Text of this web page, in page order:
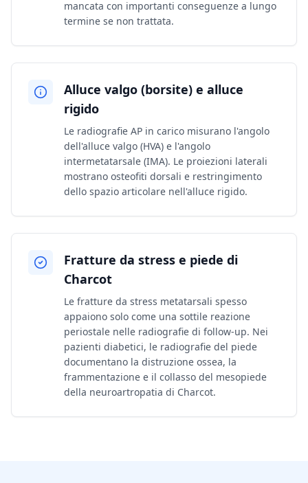
mancata con importanti conseguenze a lungo
termine se non trattata.
Alluce valgo (borsite) e alluce
rigido
Le radiografie AP in carico misurano l'angolo
dell'alluce valgo (HVA) e l'angolo
intermetatarsale (IMA). Le proiezioni laterali
mostrano osteofiti dorsali e restringimento
dello spazio articolare nell'alluce rigido.
Fratture da stress e piede di
Charcot
Le fratture da stress metatarsali spesso
appaiono solo come una sottile reazione
periostale nelle radiografie di follow-up. Nei
pazienti diabetici, le radiografie del piede
documentano la distruzione ossea, la
frammentazione e il collasso del mesopiede
della neuroartropatia di Charcot.